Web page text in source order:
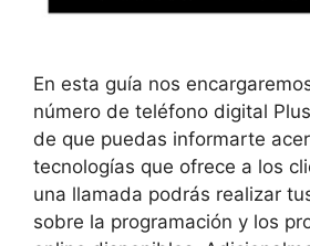
En esta guía nos
número de teléfono digital
de que puedas informarte
tecnologías que ofrece a los
una llamada podrás realizar
sobre la programación y los